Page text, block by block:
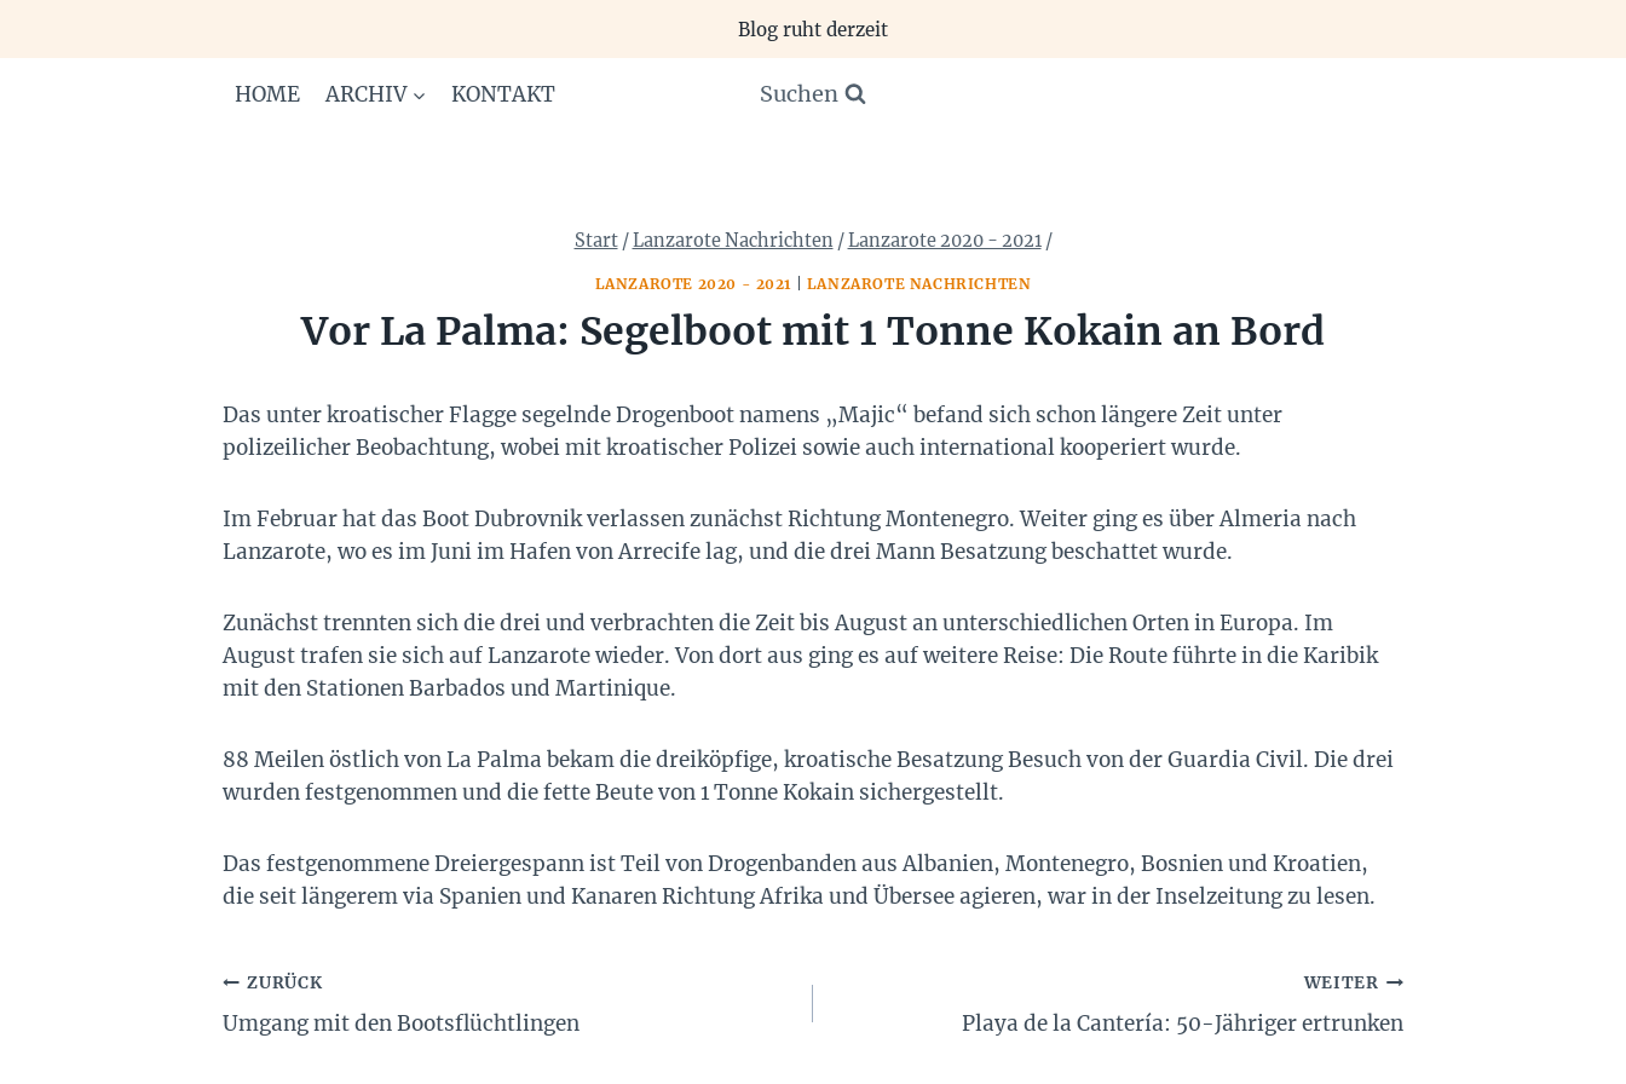
Blog ruht derzeit
HOME ARCHIV KONTAKT Suchen
Start /Lanzarote Nachrichten /Lanzarote 2020 - 2021 /
LANZAROTE 2020 - 2021 LANZAROTE NACHRICHTEN
Vor La Palma: Segelboot mit 1 Tonne Kokain an Bord
Das unter kroatischer Flagge segelnde Drogenboot namens „Majic“ befand sich schon längere Zeit unter
polizeilicher Beobachtung, wobei mit kroatischer Polizei sowie auch international kooperiert wurde.
Im Februar hat das Boot Dubrovnik verlassen zunächst Richtung Montenegro. Weiter ging es über Almeria nach
Lanzarote, wo es im Juni im Hafen von Arrecife lag, und die drei Mann Besatzung beschattet wurde.
Zunächst trennten sich die drei und verbrachten die Zeit bis August an unterschiedlichen Orten in Europa. Im
August trafen sie sich auf Lanzarote wieder. Von dort aus ging es auf weitere Reise: Die Route führte in die Karibik
mit den Stationen Barbados und Martinique.
88 Meilen östlich von La Palma bekam die dreiköpfige, kroatische Besatzung Besuch von der Guardia Civil. Die drei
wurden festgenommen und die fette Beute von 1 Tonne Kokain sichergestellt.
Das festgenommene Dreiergespann ist Teil von Drogenbanden aus Albanien, Montenegro, Bosnien und Kroatien,
die seit längerem via Spanien und Kanaren Richtung Afrika und Übersee agieren, war in der Inselzeitung zu lesen.
Beitragsnavigation
ZURÜCK
Umgang mit den Bootsflüchtlingen
WEITER
Playa de la Cantería: 50-Jähriger ertrunken